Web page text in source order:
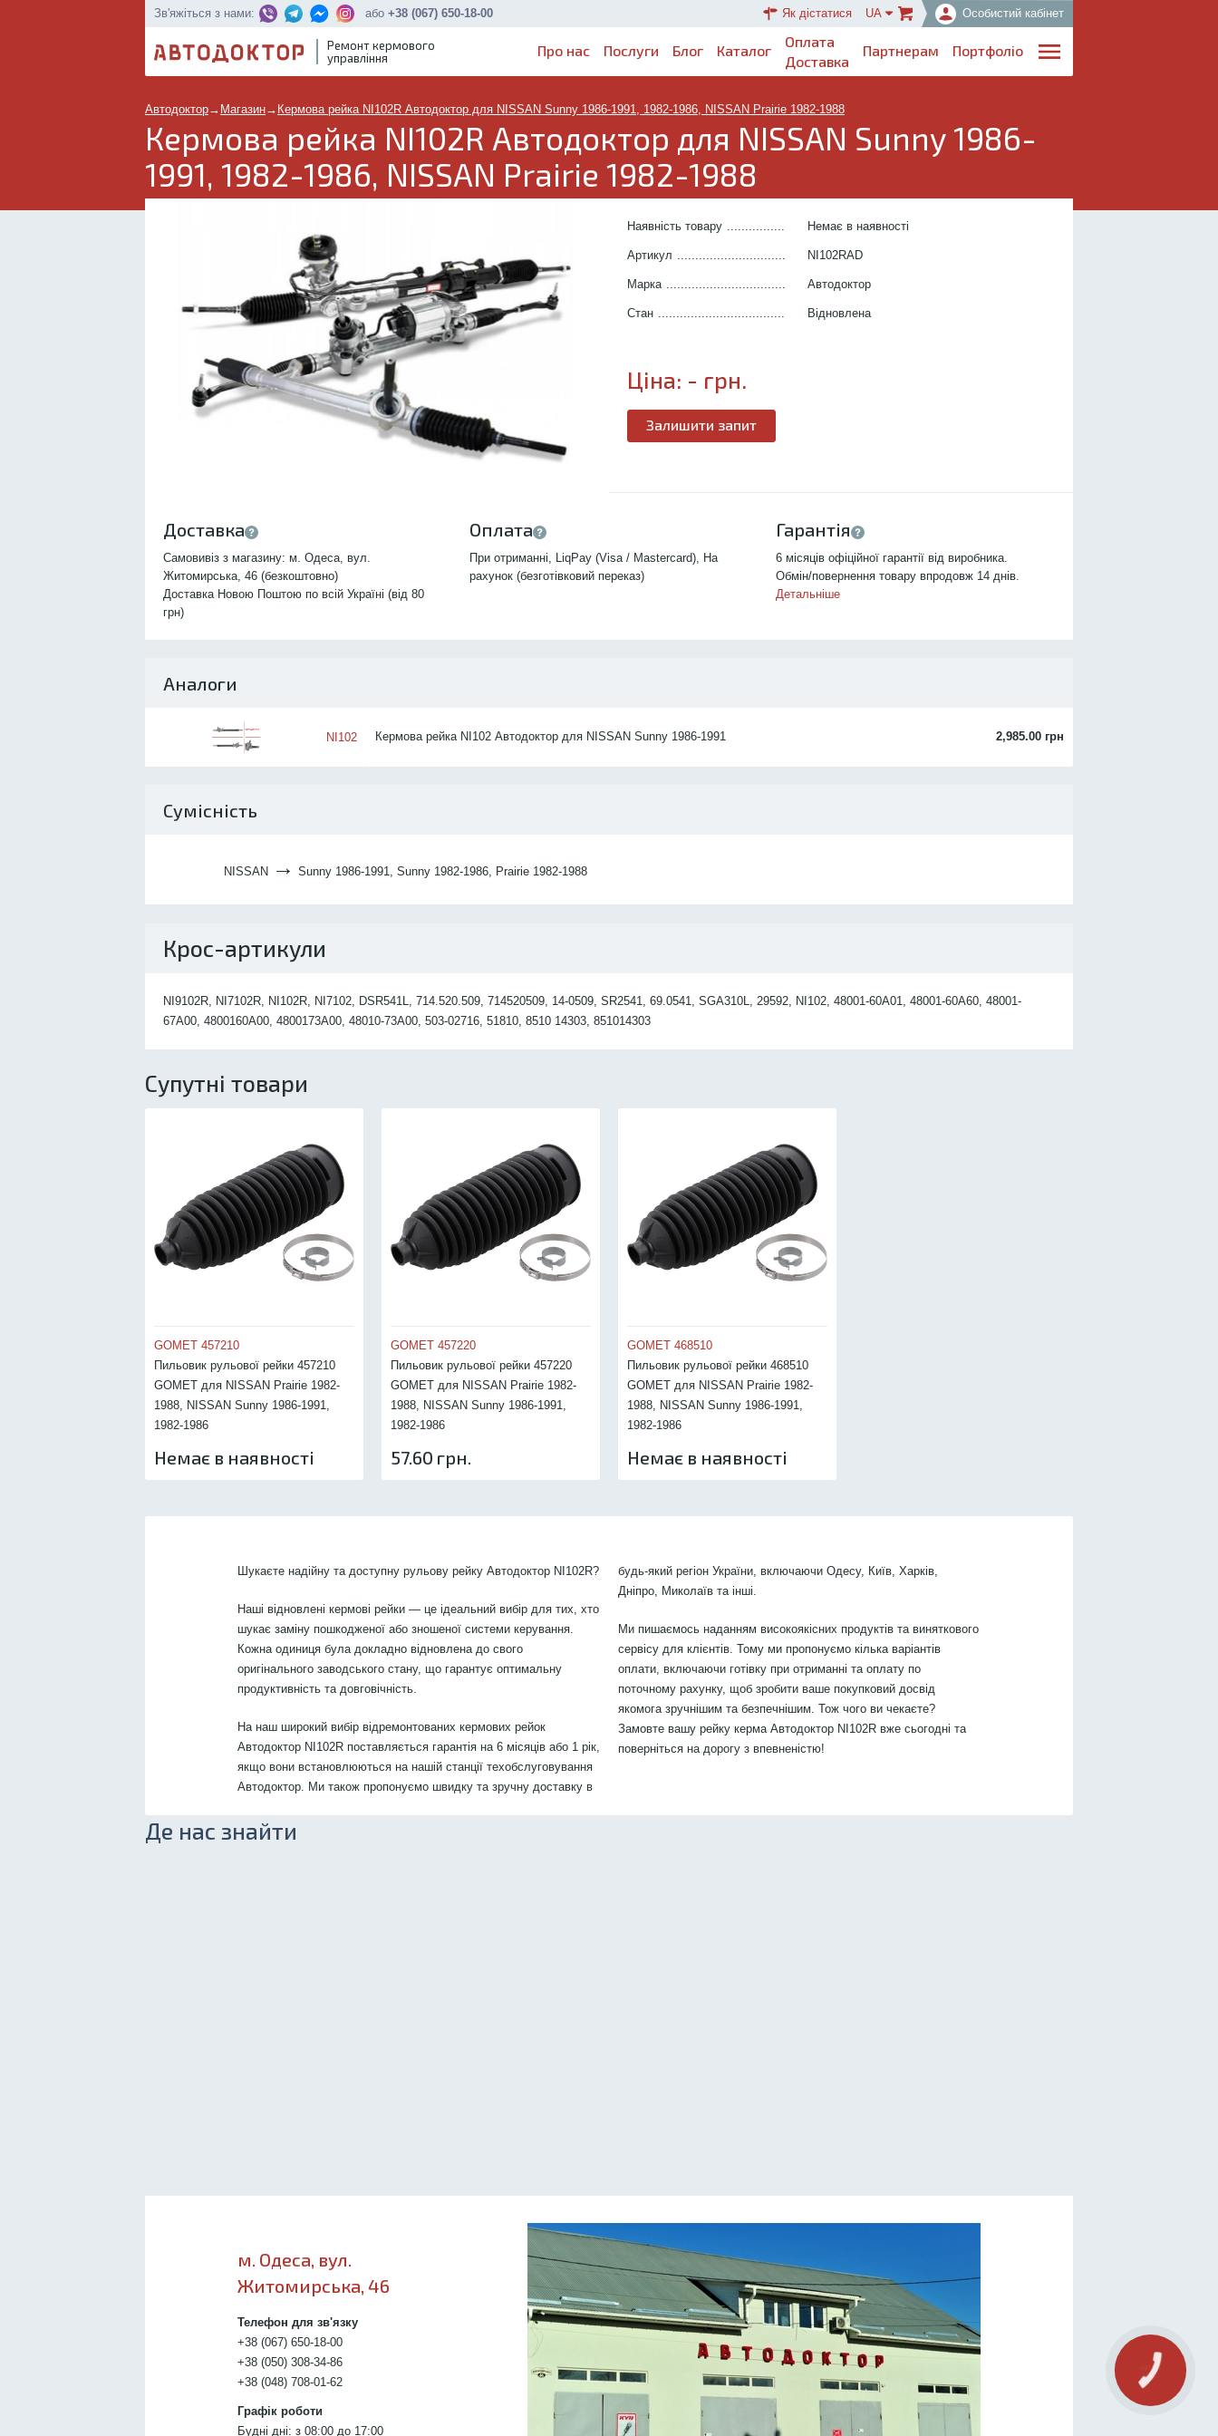
Зв'яжіться з нами: або +38 (067) 650-18-00 Як дістатися UA Особистий кабінет
Ремонт кермового
управління
Про нас Послуги Блог Каталог
Оплата
Доставка
Партнерам Портфоліо
Автодоктор→ Магазин→ Кермова рейка NI102R Автодоктор для NISSAN Sunny 1986-1991, 1982-1986, NISSAN Prairie 1982-1988
Кермова рейка NI102R Автодоктор для NISSAN Sunny 1986-
1991, 1982-1986, NISSAN Prairie 1982-1988
Наявність товару .........................................................
Немає в наявності
Артикул .........................................................
NI102RAD
Марка .........................................................
Автодоктор
Стан .........................................................
Відновлена
Ціна: - грн.
Залишити запит
Доставка
Самовивіз з магазину: м. Одеса, вул.
Житомирська, 46 (безкоштовно)
Доставка Новою Поштою по всій Україні (від 80
грн)
Оплата
При отриманні, LiqPay (Visa / Mastercard), На
рахунок (безготівковий переказ)
Гарантія
6 місяців офіційної гарантії від виробника.
Обмін/повернення товару впродовж 14 днів.
Детальніше
Аналоги
NI102 Кермова рейка NI102 Автодоктор для NISSAN Sunny 1986-1991 2,985.00 грн
Сумісність
NISSAN → Sunny 1986-1991, Sunny 1982-1986, Prairie 1982-1988
Крос-артикули
NI9102R, NI7102R, NI102R, NI7102, DSR541L, 714.520.509, 714520509, 14-0509, SR2541, 69.0541, SGA310L, 29592, NI102, 48001-60A01, 48001-60A60, 48001-
67A00, 4800160A00, 4800173A00, 48010-73A00, 503-02716, 51810, 8510 14303, 851014303
Супутні товари
GOMET 457210
Пильовик рульової рейки 457210
GOMET для NISSAN Prairie 1982-
1988, NISSAN Sunny 1986-1991,
1982-1986
Немає в наявності
GOMET 457220
Пильовик рульової рейки 457220
GOMET для NISSAN Prairie 1982-
1988, NISSAN Sunny 1986-1991,
1982-1986
57.60 грн.
GOMET 468510
Пильовик рульової рейки 468510
GOMET для NISSAN Prairie 1982-
1988, NISSAN Sunny 1986-1991,
1982-1986
Немає в наявності
Шукаєте надійну та доступну рульову рейку Автодоктор NI102R?
Наші відновлені кермові рейки — це ідеальний вибір для тих, хто
шукає заміну пошкодженої або зношеної системи керування.
Кожна одиниця була докладно відновлена до свого
оригінального заводського стану, що гарантує оптимальну
продуктивність та довговічність.
На наш широкий вибір відремонтованих кермових рейок
Автодоктор NI102R поставляється гарантія на 6 місяців або 1 рік,
якщо вони встановлюються на нашій станції техобслуговування
Автодоктор. Ми також пропонуємо швидку та зручну доставку в
будь-який регіон України, включаючи Одесу, Київ, Харків,
Дніпро, Миколаїв та інші.
Ми пишаємось наданням високоякісних продуктів та виняткового
сервісу для клієнтів. Тому ми пропонуємо кілька варіантів
оплати, включаючи готівку при отриманні та оплату по
поточному рахунку, щоб зробити ваше покупковий досвід
якомога зручнішим та безпечнішим. Тож чого ви чекаєте?
Замовте вашу рейку керма Автодоктор NI102R вже сьогодні та
поверніться на дорогу з впевненістю!
Де нас знайти
м. Одеса, вул.
Житомирська, 46
Телефон для зв'язку
+38 (067) 650-18-00
+38 (050) 308-34-86
+38 (048) 708-01-62
Графік роботи
Будні дні: з 08:00 до 17:00